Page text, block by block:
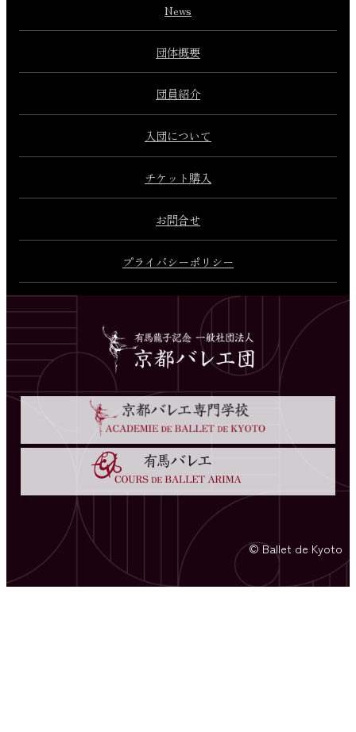
News
団体概要
団員紹介
入団について
チケット購入
お問合せ
プライバシーポリシー
© Ballet de Kyoto